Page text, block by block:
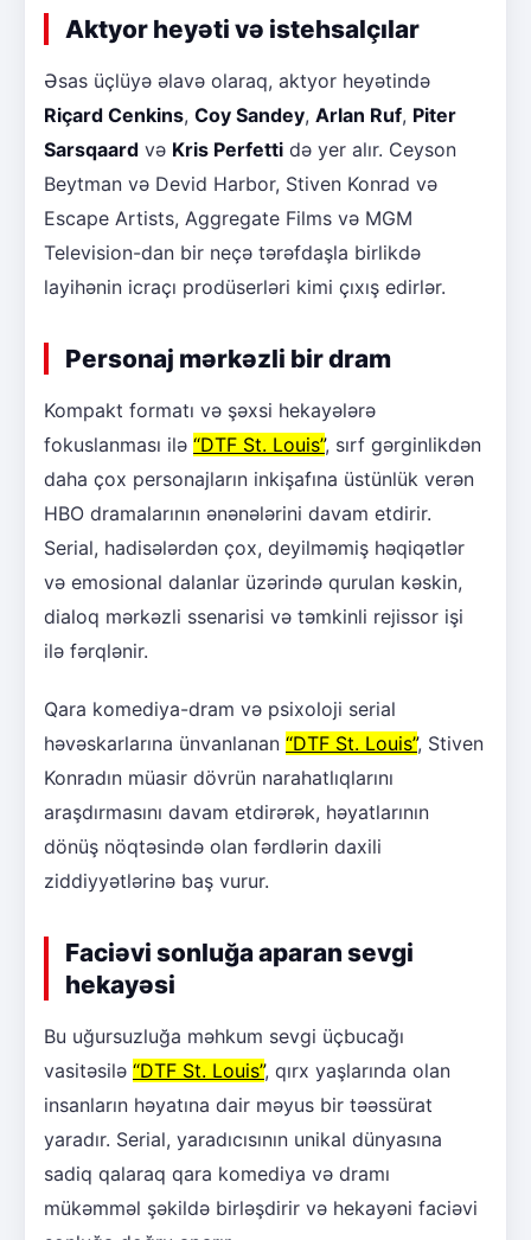
Aktyor heyəti və istehsalçılar
Əsas üçlüyə əlavə olaraq, aktyor heyətində
Riçard Cenkins, Coy Sandey, Arlan Ruf, Piter
Sarsqaard və Kris Perfetti də yer alır. Ceyson
Beytman və Devid Harbor, Stiven Konrad və
Escape Artists, Aggregate Films və MGM
Television-dan bir neçə tərəfdaşla birlikdə
layihənin icraçı prodüserləri kimi çıxış edirlər.
Personaj mərkəzli bir dram
Kompakt formatı və şəxsi hekayələrə
fokuslanması ilə “DTF St. Louis”, sırf gərginlikdən
daha çox personajların inkişafına üstünlük verən
HBO dramalarının ənənələrini davam etdirir.
Serial, hadisələrdən çox, deyilməmiş həqiqətlər
və emosional dalanlar üzərində qurulan kəskin,
dialoq mərkəzli ssenarisi və təmkinli rejissor işi
ilə fərqlənir.
Qara komediya-dram və psixoloji serial
həvəskarlarına ünvanlanan “DTF St. Louis”, Stiven
Konradın müasir dövrün narahatlıqlarını
araşdırmasını davam etdirərək, həyatlarının
dönüş nöqtəsində olan fərdlərin daxili
ziddiyyətlərinə baş vurur.
Faciəvi sonluğa aparan sevgi
hekayəsi
Bu uğursuzluğa məhkum sevgi üçbucağı
vasitəsilə “DTF St. Louis”, qırx yaşlarında olan
insanların həyatına dair məyus bir təəssürat
yaradır. Serial, yaradıcısının unikal dünyasına
sadiq qalaraq qara komediya və dramı
mükəmməl şəkildə birləşdirir və hekayəni faciəvi